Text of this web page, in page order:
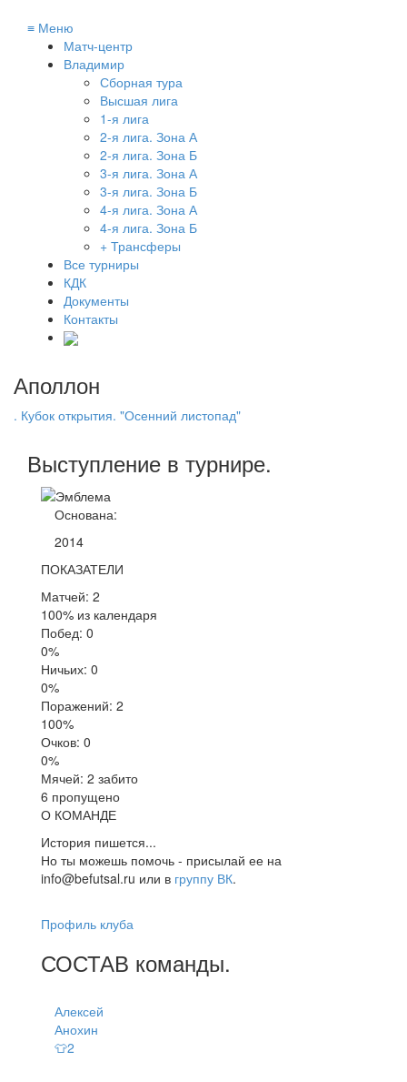
≡ Меню
Матч-центр
Владимир
Сборная тура
Высшая лига
1-я лига
2-я лига. Зона А
2-я лига. Зона Б
3-я лига. Зона А
3-я лига. Зона Б
4-я лига. Зона А
4-я лига. Зона Б
+ Трансферы
Все турниры
КДК
Документы
Контакты
Аполлон
. Кубок открытия. "Осенний листопад"
Выступление в турнире.
Основана:
2014
ПОКАЗАТЕЛИ
Матчей: 2
100% из календаря
Побед: 0
0%
Ничьих: 0
0%
Поражений: 2
100%
Очков: 0
0%
Мячей: 2 забито
6 пропущено
О КОМАНДЕ
История пишется...
Но ты можешь помочь - присылай ее на
info@befutsal.ru или в группу ВК.
Профиль клуба
СОСТАВ команды.
Алексей
Анохин
👕2